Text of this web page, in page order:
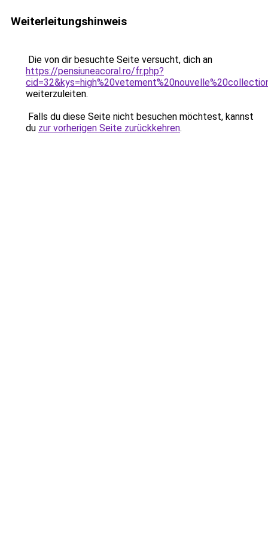
Weiterleitungshinweis
Die von dir besuchte Seite versucht, dich an
https://pensiuneacoral.ro/fr.php?
weiterzuleiten.
Falls du diese Seite nicht besuchen möchtest, kannst
du zur vorherigen Seite zurückkehren.